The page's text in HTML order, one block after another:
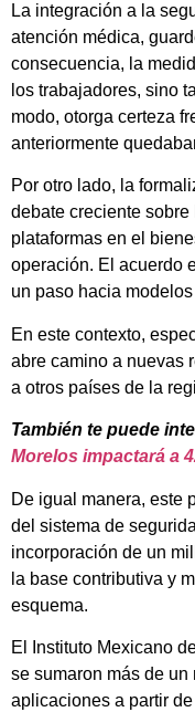
La integración a la
atención médica,
consecuencia, la
los trabajadores, sino
modo, otorga certeza
anteriormente
Por otro lado, la
debate creciente
plataformas en el
operación. El acuerdo
un paso hacia
En este contexto,
abre camino a nuevas
a otros países de la
También te puede
Morelos impactará a
De igual manera, este
del sistema de
incorporación de un
la base contributiva y
esquema.
El Instituto Mexicano
se sumaron más de
aplicaciones a partir